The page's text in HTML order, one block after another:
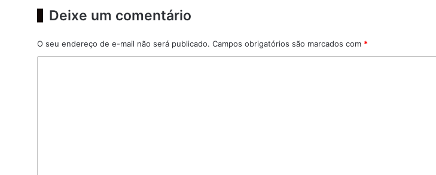
Deixe um comentário
O seu endereço de e-mail não será publicado. Campos obrigatórios são marcados com *